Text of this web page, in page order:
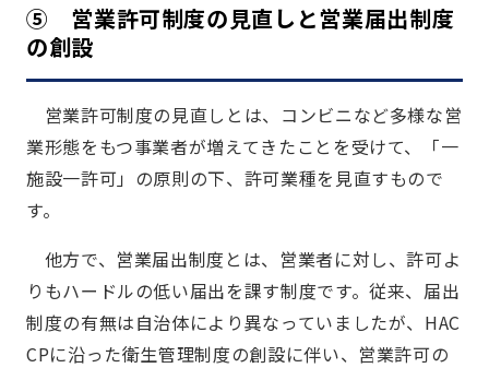
⑤ 営業許可制度の見直しと営業届出制度
の創設
営業許可制度の見直しとは、コンビニなど多様な営
業形態をもつ事業者が増えてきたことを受けて、「一
施設一許可」の原則の下、許可業種を見直すもので
す。
他方で、営業届出制度とは、営業者に対し、許可よ
りもハードルの低い届出を課す制度です。従来、届出
制度の有無は自治体により異なっていましたが、HAC
CPに沿った衛生管理制度の創設に伴い、営業許可の